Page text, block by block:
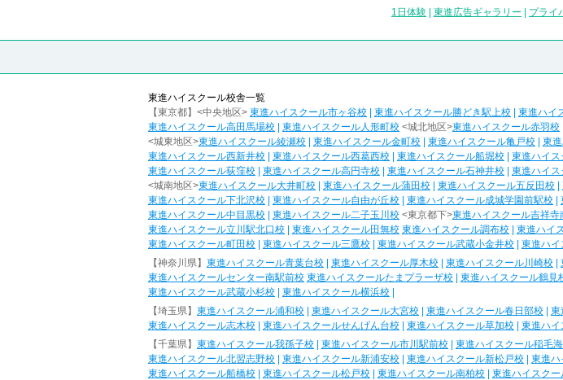
1日体験
東進広告ギャラリー プライ
東進ハイスクール校舎一覧
【東京都】<中央地区> 東進ハイスクール市ヶ谷校 東進ハイスクール勝どき駅上校 東進ハイ
東進ハイスクール高田馬場校
東進ハイスクール人形町校 <城北地区>東進ハイスクール赤羽校
<城東地区>東進ハイスクール綾瀬校 東進ハイスクール金町校 東進ハイスクール亀戸校 東
東進ハイスクール西新井校
東進ハイスクール西葛西校 東進ハイスクール船堀校 東進ハイ
東進ハイスクール荻窪校
東進ハイスクール高円寺校 東進ハイスクール石神井校 東進ハイ
<城南地区>東進ハイスクール大井町校 東進ハイスクール蒲田校 東進ハイスクール五反田校
東進ハイスクール下北沢校
東進ハイスクール自由が丘校 東進ハイスクール成城学園前駅校
東進ハイスクール中目黒校
東進ハイスクール二子玉川校 <東京都下>東進ハイスクール吉祥寺
東進ハイスクール立川駅北口校
東進ハイスクール田無校 東進ハイスクール調布校 東進ハイ
東進ハイスクール町田校
東進ハイスクール三鷹校 東進ハイスクール武蔵小金井校 東進ハイ
【神奈川県】 東進ハイスクール青葉台校 東進ハイスクール厚木校 東進ハイスクール川崎校
東進ハイスクールセンター南駅前校 東進ハイスクールたまプラーザ校 東進ハイスクール鶴見
東進ハイスクール武蔵小杉校
東進ハイスクール横浜校
【埼玉県】 東進ハイスクール浦和校 東進ハイスクール大宮校 東進ハイスクール春日部校 東
東進ハイスクール志木校
東進ハイスクールせんげん台校 東進ハイスクール草加校 東進ハイ
【千葉県】 東進ハイスクール我孫子校 東進ハイスクール市川駅前校 東進ハイスクール稲毛
東進ハイスクール北習志野校
東進ハイスクール新浦安校 東進ハイスクール新松戸校 東進ハ
東進ハイスクール船橋校
東進ハイスクール松戸校 東進ハイスクール南柏校
東進ハイスク